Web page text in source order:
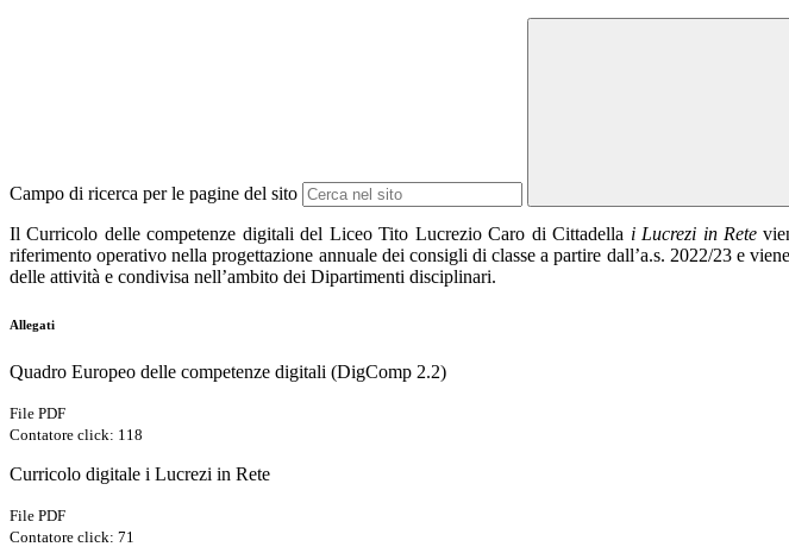
Campo di ricerca per le pagine del sito
Il Curricolo delle competenze digitali del Liceo Tito Lucrezio Caro di Cittadella i Lucrezi in Rete vie
riferimento operativo nella progettazione annuale dei consigli di classe a partire dall’a.s. 2022/23 e
delle attività e condivisa nell’ambito dei Dipartimenti disciplinari.
Allegati
Quadro Europeo delle competenze digitali (DigComp 2.2)
File PDF
Contatore click: 118
Curricolo digitale i Lucrezi in Rete
File PDF
Contatore click: 71